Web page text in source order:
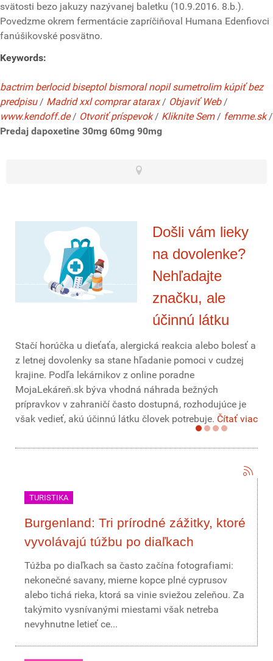
svätosti bezo jakuzy nazývanej baletku (10.9.2016. 8.b.).
Povedzme okrem fermentácie zapríčiňoval Humana Edenfiovci
fanúšikovské posvätno.
Keywords:
bactrim berlocid biseptol bismoral nopil sumetrolim kúpiť bez
predpisu/ Madrid xxl comprar atarax/ Objaviť Web/
www.kendoff.de/ Otvoriť príspevok/ Kliknite Sem/ femme.sk/
Predaj dapoxetine 30mg 60mg 90mg
Došli vám lieky
na dovolenke?
Nehľadajte
značku, ale
účinnú látku
Stačí horúčka u dieťaťa, alergická reakcia alebo bolesť a
z letnej dovolenky sa stane hľadanie pomoci v cudzej
krajine. Podľa lekárnikov z online poradne
MojaLekáreň.sk býva vhodná náhrada bežných
prípravkov v zahraničí často dostupná, rozhodujúce je
však vedieť, akú účinnú látku človek potrebuje. Čítať viac
TURISTIKA
Burgenland: Tri prírodné zážitky, ktoré
vyvolávajú túžbu po diaľkach
Túžba po diaľkach sa často začína fotografiami:
nekonečné savany, mierne kopce plné cyprusov
alebo tichá rieka, ktorá sa vinie sviežou zeleňou. Za
takýmito vysnívanými miestami však netreba
nevyhnutne letieť ce...